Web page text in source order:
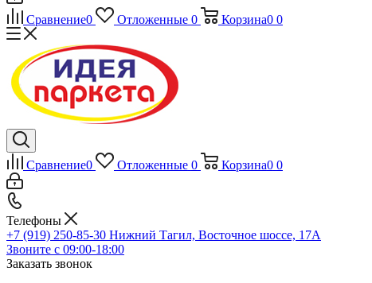
Сравнение0 Отложенные 0 Корзина0 0
Сравнение0 Отложенные 0 Корзина0 0
Телефоны
+7 (919) 250-85-30 Нижний Тагил, Восточное шоссе, 17А
Звоните с 09:00-18:00
Заказать звонок